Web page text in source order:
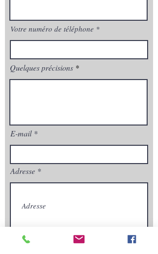
Votre numéro de téléphone
Quelques précisions
E-mail
Adresse
Envoyez